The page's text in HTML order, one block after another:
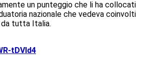
un punteggio che li ha collocati
nazionale che vedeva coinvolti
tutta Italia.
tDVld4